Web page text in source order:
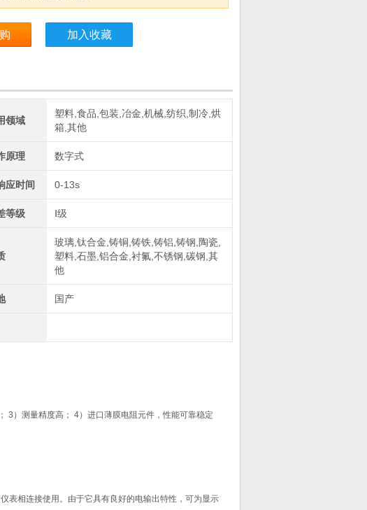
加入收藏
领域
塑料,食品,包装,冶金,机械,纺织,制冷,烘
箱,其他
原理 数字式
应时间 0-13s
等级 Ⅰ级
玻璃,钛合金,铸铜,铸铁,铸铝,铸钢,陶瓷,
塑料,石墨,铝合金,衬氟,不锈钢,碳钢,其
他
国产
3）测量精度高； 4）进口薄膜电阻元件，性能可靠稳定
表相连接使用。由于它具有良好的电输出特性，可为显示